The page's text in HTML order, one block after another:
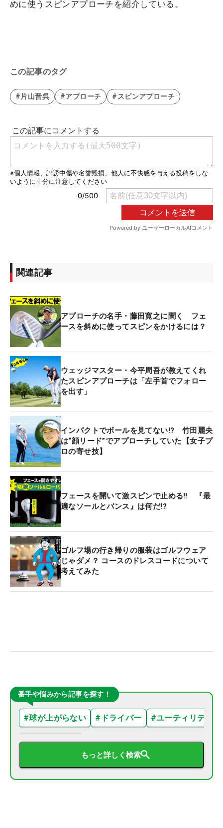
めに使うスピンアプローチを紹介している。
この記事のタグ
#片山晋呉 #アプローチ #スピンアプローチ
関連記事
アプローチの名手・藤田寛之に聞く フェ
ースを斜めに使ってスピンをかけるには？
ウェッジマスター・今平周吾が教えてくれ
たスピンアプローチは「左手首でフォロー
を出す」
インパクトでボールを見てない!? 竹田麗央
は“顔リード”でアプローチしていた【女子プ
ロの寄せ技】
フェースを開いて激スピンで止める‼ 『最
適なソールとバンス』は何だ!?
ゴルフ場の行き帰りの服装はゴルフウェア
じゃダメ？ コースのドレスコードについて
考えてみた
番手や悩みから記事を探す！
#球が上がらない # ドライバー #ユーティリティ
もっと詳しく検索